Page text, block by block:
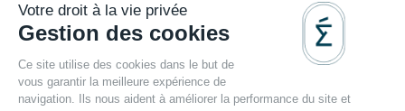
Ressources
Le blog
La FAQ
Contactez-nous
36 rue Emeriau - PARIS 15